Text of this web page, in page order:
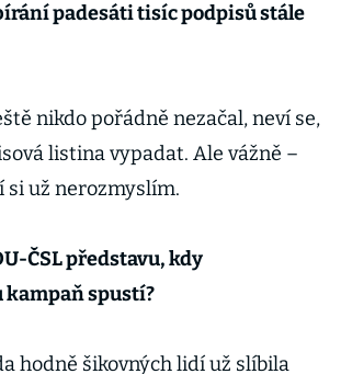
padesáti tisíc podpisů stále
nikdo pořádně nezačal, neví se,
listina vypadat. Ale vážně –
si už nerozmyslím.
ČSL představu, kdy
spustí?
hodně šikovných lidí už slíbila